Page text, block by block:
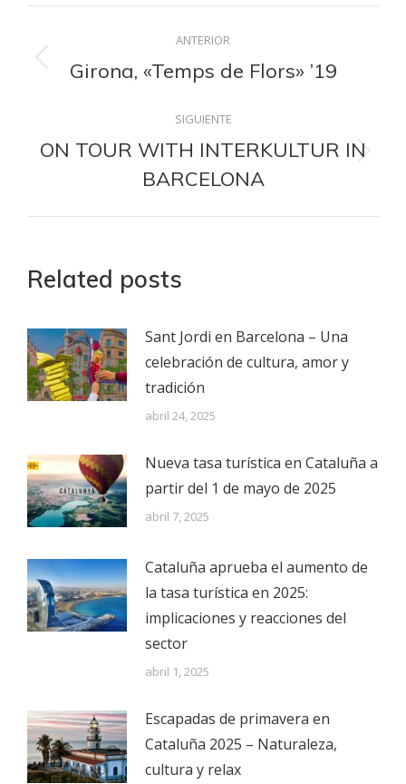
Navegación
entre
publicaciones
ANTERIOR
Publicación
Girona, «Temps de Flors» ’19
SIGUIENTE
Publicación
siguiente:
ON TOUR WITH INTERKULTUR IN
BARCELONA
Related posts
Sant Jordi en Barcelona – Una
celebración de cultura, amor y
tradición
abril 24, 2025
Nueva tasa turística en Cataluña a
partir del 1 de mayo de 2025
abril 7, 2025
Cataluña aprueba el aumento de
la tasa turística en 2025:
implicaciones y reacciones del
sector
abril 1, 2025
Escapadas de primavera en
Cataluña 2025 – Naturaleza,
cultura y relax